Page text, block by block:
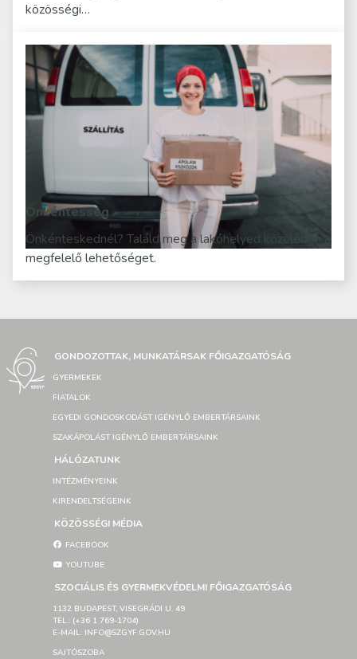
közösségi…
Önkéntesség
Önkénteskednél? Találd meg a lakóhelyed közelében a
megfelelő lehetőséget.
GONDOZOTTAK, MUNKATÁRSAK FŐIGAZGATÓSÁG
GYERMEKEK
FIATALOK
EGYEDI GONDOSKODÁST IGÉNYLŐ EMBERTÁRSAINK
SZAKÁPOLÁST IGÉNYLŐ EMBERTÁRSAINK
HÁLÓZATUNK
INTÉZMÉNYEINK
KIRENDELTSÉGEINK
KÖZÖSSÉGI MÉDIA
FACEBOOK
YOUTUBE
SZOCIÁLIS ÉS GYERMEKVÉDELMI FŐIGAZGATÓSÁG
1132 BUDAPEST, VISEGRÁDI U. 49
TEL.: (+36 1 769-1704)
E-MAIL: INFO@SZGYF.GOV.HU
SAJTÓSZOBA